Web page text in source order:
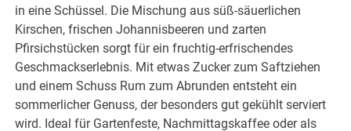
in eine Schüssel. Die Mischung aus süß-säuerlichen
Kirschen, frischen Johannisbeeren und zarten
Pfirsichstücken sorgt für ein fruchtig-erfrischendes
Geschmackserlebnis. Mit etwas Zucker zum Saftziehen
und einem Schuss Rum zum Abrunden entsteht ein
sommerlicher Genuss, der besonders gut gekühlt serviert
wird. Ideal für Gartenfeste, Nachmittagskaffee oder als